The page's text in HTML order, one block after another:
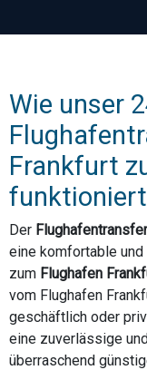
Wie unser
Frankfurt
funktioniert
Der
eine komfortable
zum Flughafen
vom Flughafen
geschäftlich oder
eine zuverlässige
überraschend